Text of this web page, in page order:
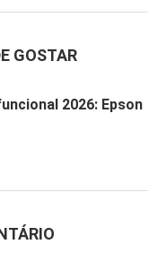
GOSTAR
2026: Epson